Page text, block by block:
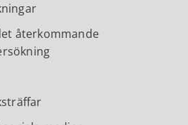
återkommande